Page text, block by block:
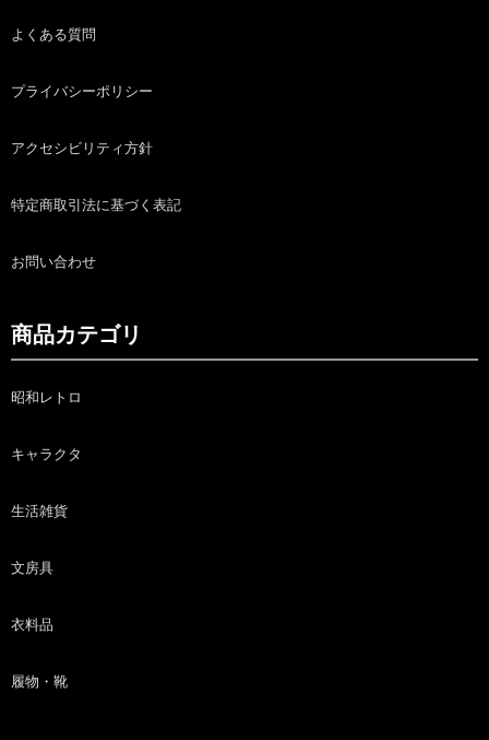
よくある質問
プライバシーポリシー
アクセシビリティ方針
特定商取引法に基づく表記
お問い合わせ
商品カテゴリ
昭和レトロ
キャラクタ
生活雑貨
文房具
衣料品
履物・靴